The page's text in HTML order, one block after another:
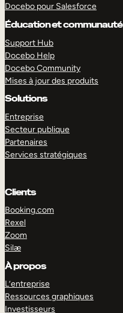
Docebo pour Salesforce
Éducation et communauté
Support Hub
Docebo Help
Docebo Community
Mises à jour des produits
Solutions
Entreprise
Secteur publique
Partenaires
Services stratégiques
Clients
Booking.com
Rexel
Zoom
Silæ
À propos
L’entreprise
Ressources graphiques
Investisseurs